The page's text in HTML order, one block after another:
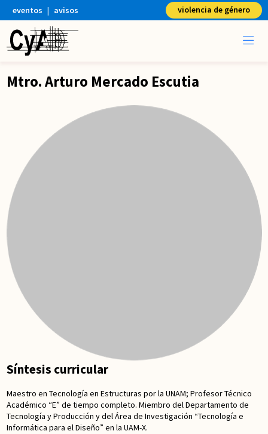
eventos | avisos violencia de género
Mtro. Arturo Mercado Escutia
Síntesis curricular
Maestro en Tecnología en Estructuras por la UNAM; Profesor Técnico
Académico “E” de tiempo completo. Miembro del Departamento de
Tecnología y Producción y del Área de Investigación “Tecnología e
Informática para el Diseño” en la UAM-X.